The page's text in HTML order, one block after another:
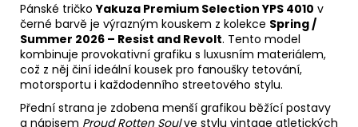
Pánské tričkoYakuza Premium Selection YPS 4010 v
černé barvě je výrazným kouskem z kolekce Spring /
Summer 2026 – Resist and Revolt. Tento model
kombinuje provokativní grafiku s luxusním materiálem,
což z něj činí ideální kousek pro fanoušky tetování,
motorsportu i každodenního streetového stylu.
Přední strana je zdobena menší grafikou běžící postavy
a nápisem Proud Rotten Soulve stylu vintage atletických